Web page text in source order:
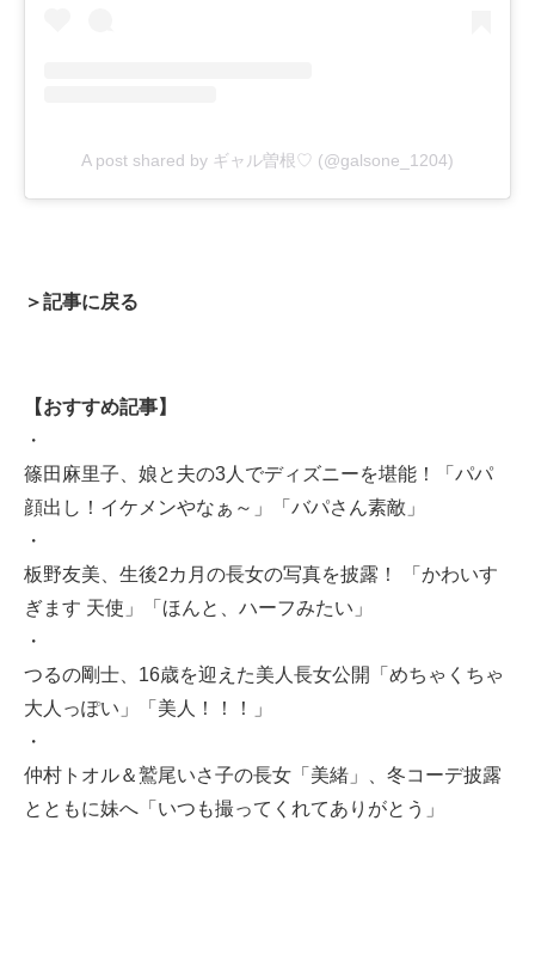
A post shared by ギャル曽根♡ (@galsone_1204)
＞記事に戻る
【おすすめ記事】
・
篠田麻里子、娘と夫の3人でディズニーを堪能！「パパ
顔出し！イケメンやなぁ～」「バパさん素敵」
・
板野友美、生後2カ月の長女の写真を披露！ 「かわいす
ぎます 天使」「ほんと、ハーフみたい」
・
つるの剛士、16歳を迎えた美人長女公開「めちゃくちゃ
大人っぽい」「美人！！！」
・
仲村トオル＆鷲尾いさ子の長女「美緒」、冬コーデ披露
とともに妹へ「いつも撮ってくれてありがとう」